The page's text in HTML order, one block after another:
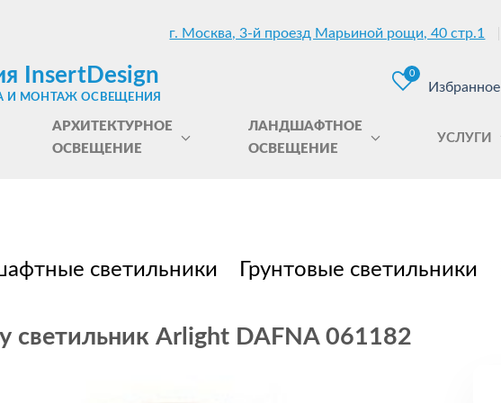
г. Москва, 3-й проезд Марьиной рощи, 40 стр.1
InsertDesign
И МОНТАЖ ОСВЕЩЕНИЯ
0
Избранное
АРХИТЕКТУРНОЕ
ОСВЕЩЕНИЕ
ЛАНДШАФТНОЕ
ОСВЕЩЕНИЕ
УСЛУГИ
светильники Грунтовые светильники
светильник Arlight DAFNA 061182